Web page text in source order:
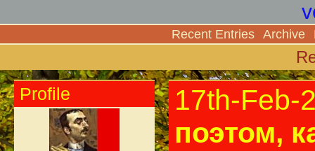
Recent Entries Archive
Profile
17th-Feb-
поэтом,